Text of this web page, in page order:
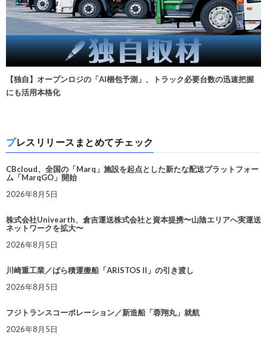
【独自】オープンロジの「AI梱包予測」、トラック必要台数の迅速把握
にも活用本格化
プレスリリースまとめてチェック
CBcloud、全国の「Marq」施設を起点とした新たな配送プラットフォー
ム「MarqGO」開始
2026年8月5日
株式会社Univearth、倉吉運送株式会社と資本提携〜山陰エリアへ実運送
ネットワークを拡大〜
2026年8月5日
川崎重工業／ばら積運搬船「ARISTOS II」の引き渡し
2026年8月5日
フジトランスコーポレーション／新造船「蓉翔丸」就航
2026年8月5日